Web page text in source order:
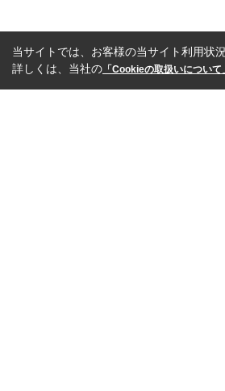
当サイトでは、お客様の当サイト利用状
詳しくは、当社の 「Cookieの取扱いについて